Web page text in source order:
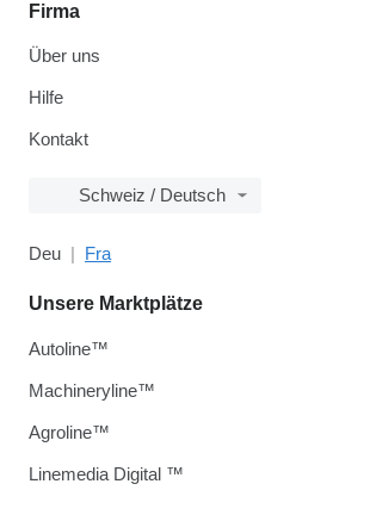
Firma
Über uns
Hilfe
Kontakt
Schweiz / Deutsch
Deu Fra
Unsere Marktplätze
Autoline™
Machineryline™
Agroline™
Linemedia Digital ™